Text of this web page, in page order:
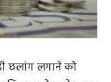
छलांग लगाने को